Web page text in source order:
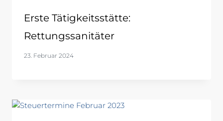
Erste Tätigkeitsstätte:
Rettungssanitäter
23. Februar 2024